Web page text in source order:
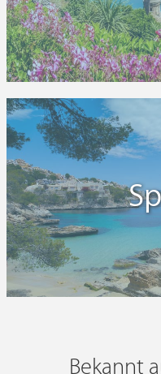
Bekannt